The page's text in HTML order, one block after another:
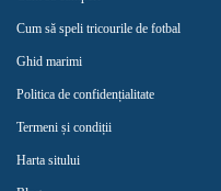
Cum să speli tricourile de fotbal
Ghid marimi
Politica de confidențialitate
Termeni și condiții
Harta sitului